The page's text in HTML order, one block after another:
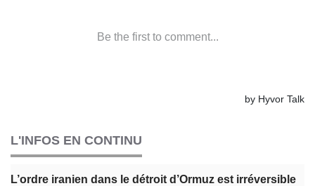
L'INFOS EN CONTINU
L’ordre iranien dans le détroit d’Ormuz est irréversible